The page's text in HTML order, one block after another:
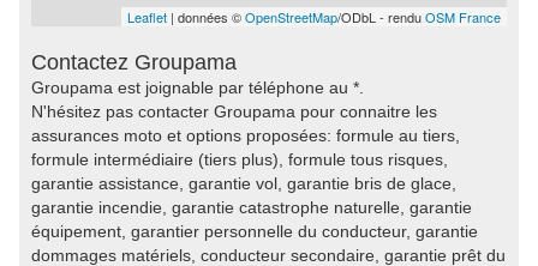
Leaflet | données ©OpenStreetMap/ODbL - renduOSM France
Contactez Groupama
Groupama est joignable par téléphone au *.
N'hésitez pas contacter Groupama pour connaitre les
assurances moto et options proposées: formule au tiers,
formule intermédiaire (tiers plus), formule tous risques,
garantie assistance, garantie vol, garantie bris de glace,
garantie incendie, garantie catastrophe naturelle, garantie
équipement, garantier personnelle du conducteur, garantie
dommages matériels, conducteur secondaire, garantie prêt du